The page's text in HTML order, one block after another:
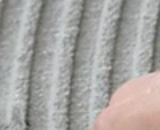
indicadores económicos pertinentes
demostró que las importaciones
causaron un perjuicio g